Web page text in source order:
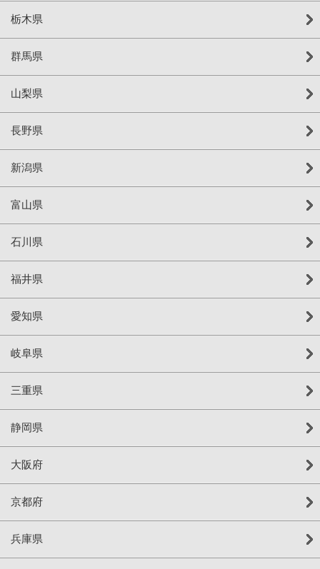
栃木県
群馬県
山梨県
長野県
新潟県
富山県
石川県
福井県
愛知県
岐阜県
三重県
静岡県
大阪府
京都府
兵庫県